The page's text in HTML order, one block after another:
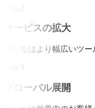
Step 2
サービスの拡大
私たちはより幅広いツ
Step 3
グローバル展開